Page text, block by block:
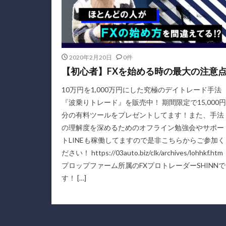
2020年2月20日 0件
【初心者】FXを始める時の最大の注意
10万円を1,000万円にした究極のデイトレード手法
『波乗りトレード』を販売中！ 期間限定で15,000円
分の有料ツールをプレゼントしてます！また、手法
の理解度を深めるためのオフライン勉強会やサポー
トLINEも稼働してますので是非こちらからご参加く
ださい！ https://03auto.biz/clk/archives/lohhkf.htm
プロップファーム所属のFXプロトレーダーSHINNで
す！ […]